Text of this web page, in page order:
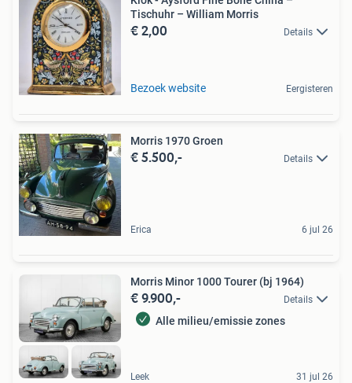
Tischuhr – William Morris
€ 2,00 Details
Bezoek website Eergisteren
Morris 1970 Groen
€ 5.500,- Details
Erica 6 jul 26
Morris Minor 1000 Tourer (bj 1964)
€ 9.900,- Details
Alle milieu/emissie zones
Leek 31 jul 26